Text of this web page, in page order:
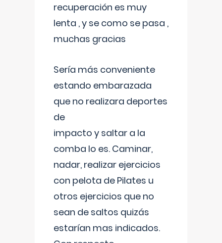
recuperación es muy
lenta , y se como se pasa ,
muchas gracias
Sería más conveniente
estando embarazada
que no realizara deportes
de
impacto y saltar a la
comba lo es. Caminar,
nadar, realizar ejercicios
con pelota de Pilates u
otros ejercicios que no
sean de saltos quizás
estarían mas indicados.